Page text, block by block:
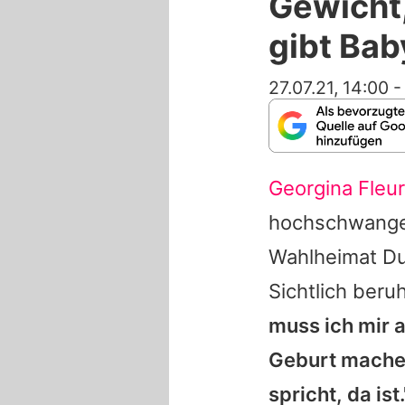
gibt
27.07.21, 14:00 -
Georgina Fleur
Wahlheimat
Sichtlich
muss ich mir
Geburt
spricht, da